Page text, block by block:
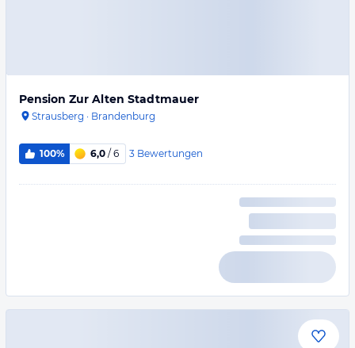
Pension Zur Alten Stadtmauer
Strausberg · Brandenburg
100% 6,0 / 6 3 Bewertungen